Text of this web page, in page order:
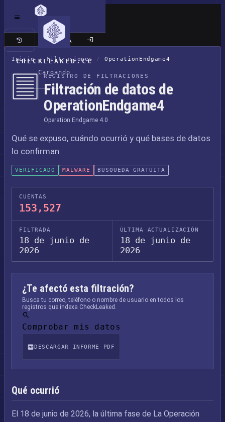
CHECKLEAKED.CC
Cargando
Sitio clásico
Inicio / Filtraciones / OperationEndgame4
REGISTRO DE FILTRACIONES
Filtración de datos de
OperationEndgame4
Operation Endgame 4.0
Qué se expuso, cuándo ocurrió y qué bases de datos
lo confirman.
VERIFICADO MALWARE BÚSQUEDA GRATUITA
CUENTAS
153,527
FILTRADA
18 de junio de
2026
ÚLTIMA ACTUALIZACIÓN
18 de junio de
2026
¿Te afectó esta filtración?
Busca tu correo, teléfono o nombre de usuario en todos los
registros que indexa CheckLeaked.
Comprobar mis datos
DESCARGAR INFORME PDF
Qué ocurrió
El 18 de junio de 2026, la última fase de La Operación